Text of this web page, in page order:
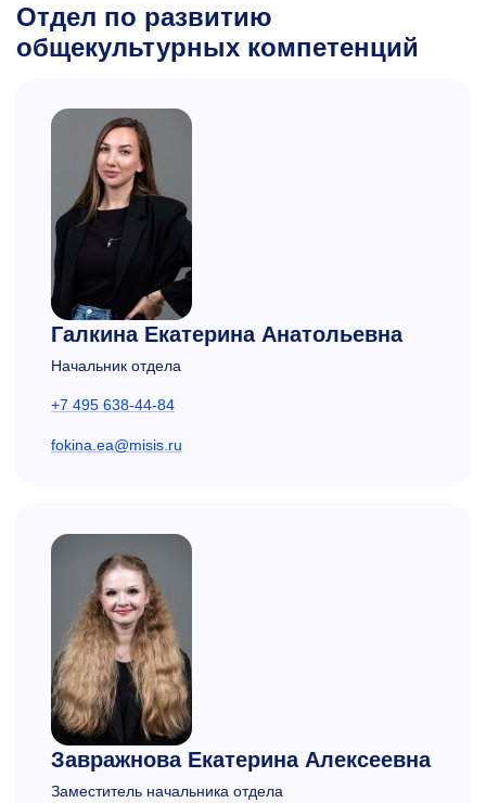
Отдел по развитию
общекультурных компетенций
Галкина Екатерина Анатольевна
Начальник отдела
+7 495 638-44-84
fokina.ea@misis.ru
Завражнова Екатерина Алексеевна
Заместитель начальника отдела